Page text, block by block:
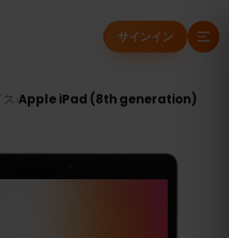
サインイン
Apple iPad (8th generation)